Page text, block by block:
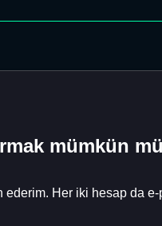
mümkün
ederim. Her iki hesap da